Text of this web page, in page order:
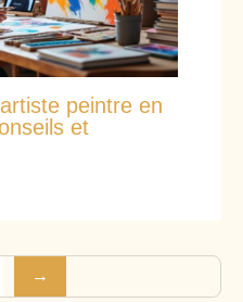
peintre en
et
→